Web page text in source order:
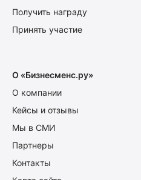
Получить награду
Принять участие
О «Бизнесменс.ру»
О компании
Кейсы и отзывы
Мы в СМИ
Партнеры
Контакты